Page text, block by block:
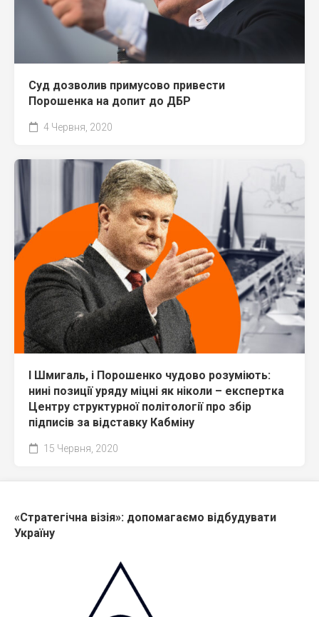
Суд дозволив примусово привести
Порошенка на допит до ДБР
4 Червня, 2020
І Шмигаль, і Порошенко чудово розуміють:
нині позиції уряду міцні як ніколи – експертка
Центру структурної політології про збір
підписів за відставку Кабміну
15 Червня, 2020
«Стратегічна візія»: допомагаємо відбудувати
Україну